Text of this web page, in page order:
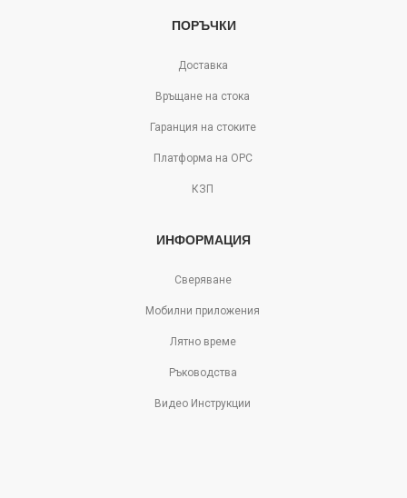
ПОРЪЧКИ
Доставка
Връщане на стока
Гаранция на стоките
Платформа на ОРС
КЗП
ИНФОРМАЦИЯ
Сверяване
Мобилни приложения
Лятно време
Ръководства
Видео Инструкции